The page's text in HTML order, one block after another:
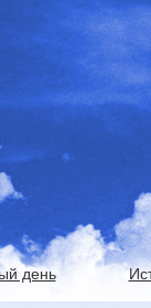
день